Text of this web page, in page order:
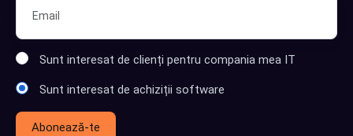
Sunt interesat de clienți pentru compania mea IT
Sunt interesat de achiziții software
Abonează-te